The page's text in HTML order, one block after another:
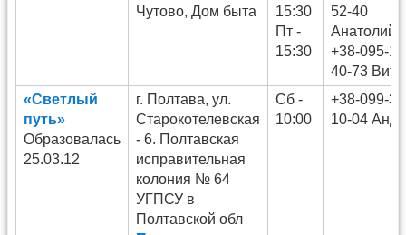
Чутово, Дом быта
15:30
Пт -
15:30
52-40
Анатолий
+38-095-
40-73
«Светлый
путь»
Образовалась
25.03.12
г. Полтава, ул.
Старокотелевская
- 6. Полтавская
исправительная
колония № 64
УГПСУ в
Полтавской обл
Сб -
10:00
+38-099-
10-04